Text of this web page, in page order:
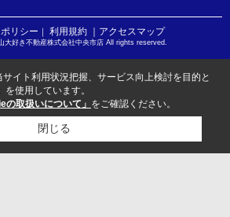
リシー ｜ 利用規約 ｜アクセスマップ
大好き不動産株式会社中央市店 All rights reserved.
イト利用状況把握、サービス向上検討を目的と
使用しています。
の取扱いについて」 をご確認ください。
閉じる